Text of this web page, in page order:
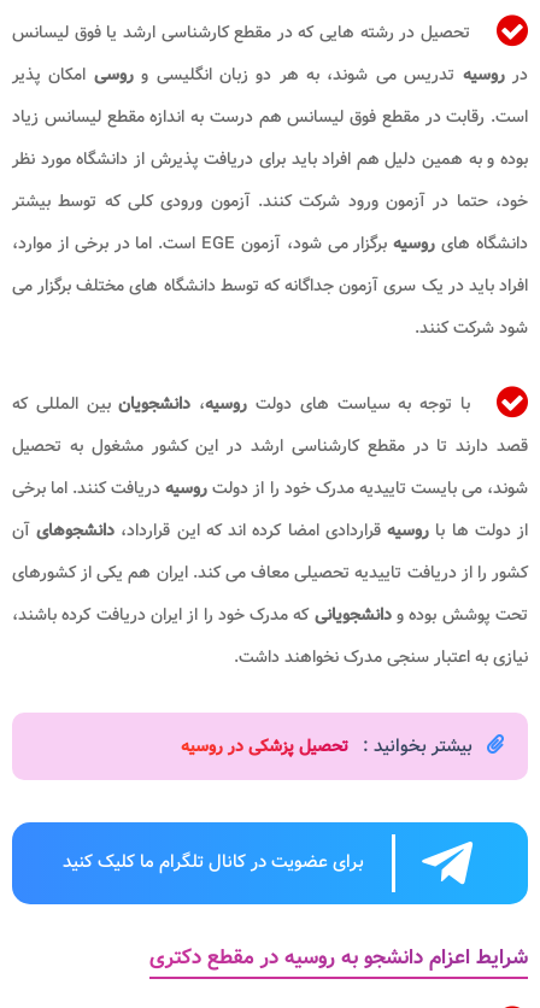
تحصیل در رشته هایی که در مقطع کارشناسی ارشد یا فوق لیسانس
درروسیه تدریس می شوند، به هر دو زبان انگلیسی وروسی امکان پذیر
است. رقابت در مقطع فوق لیسانس هم درست به اندازه مقطع لیسانس زیاد
بوده و به همین دلیل هم افراد باید برای دریافت پذیرش از دانشگاه مورد نظر
خود، حتما در آزمون ورود شرکت کنند. آزمون ورودی کلی که توسط بیشتر
دانشگاه های روسیه
برگزار می شود، آزمون EGE است. اما در برخی از موارد،
افراد باید در یک سری آزمون جداگانه که توسط دانشگاه های مختلف برگزار می
شود شرکت کنند.
با توجه به سیاست های دولت روسیه، دانشجویانبین المللی که
قصد دارند تا در مقطع کارشناسی ارشد در این کشور مشغول به تحصیل
شوند، می بایست تاییدیه مدرک خود را از دولتروسیهدریافت کنند. اما برخی
از دولت ها با روسیهقراردادی امضا کرده اند که این قرارداد، دانشجوهایآن
کشور را از دریافت تاییدیه تحصیلی معاف می کند. ایران هم یکی از کشورهای
تحت پوشش بوده ودانشجویانیکه مدرک خود را از ایران دریافت کرده باشند،
نیازی به اعتبار سنجی مدرک نخواهند داشت.
بیشتر بخوانید : تحصیل پزشکی در روسیه​
برای عضویت در کانال تلگرام ما کلیک کنید
شرایط اعزام دانشجو به روسیه در مقطع دکتری